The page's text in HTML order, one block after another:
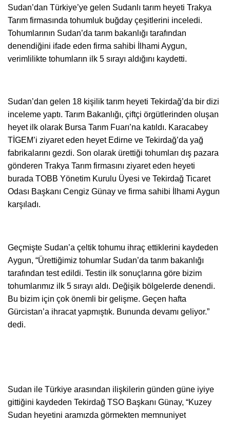
Sudan’dan Türkiye’ye gelen Sudanlı tarım heyeti Trakya
Tarım firmasında tohumluk buğday çeşitlerini inceledi.
Tohumlarının Sudan’da tarım bakanlığı tarafından
denendiğini ifade eden firma sahibi İlhami Aygun,
verimlilikte tohumların ilk 5 sırayı aldığını kaydetti.
Sudan’dan gelen 18 kişilik tarım heyeti Tekirdağ’da bir dizi
inceleme yaptı. Tarım Bakanlığı, çiftçi örgütlerinden oluşan
heyet ilk olarak Bursa Tarım Fuarı’na katıldı. Karacabey
TİGEM’i ziyaret eden heyet Edirne ve Tekirdağ’da yağ
fabrikalarını gezdi. Son olarak ürettiği tohumları dış pazara
gönderen Trakya Tarım firmasını ziyaret eden heyeti
burada TOBB Yönetim Kurulu Üyesi ve Tekirdağ Ticaret
Odası Başkanı Cengiz Günay ve firma sahibi İlhami Aygun
karşıladı.
Geçmişte Sudan’a çeltik tohumu ihraç ettiklerini kaydeden
Aygun, “Ürettiğimiz tohumlar Sudan’da tarım bakanlığı
tarafından test edildi. Testin ilk sonuçlarına göre bizim
tohumlarımız ilk 5 sırayı aldı. Değişik bölgelerde denendi.
Bu bizim için çok önemli bir gelişme. Geçen hafta
Gürcistan’a ihracat yapmıştık. Bununda devamı geliyor.”
dedi.
Sudan ile Türkiye arasından ilişkilerin günden güne iyiye
gittiğini kaydeden Tekirdağ TSO Başkanı Günay, “Kuzey
Sudan heyetini aramızda görmekten memnuniyet